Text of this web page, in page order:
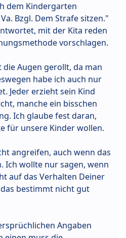
dem Kindergarten
Bzgl. Dem Strafe sitzen."
mit der Kita reden
vorschlagen.
Augen gerollt, da man
habe ich auch nur
Jeder erzieht sein Kind
manche ein bisschen
Ich glaube fest daran,
für unsere Kinder wollen.
angreifen, auch wenn das
Ich wollte nur sagen, wenn
auf das Verhalten Deiner
bestimmt nicht gut
Angaben